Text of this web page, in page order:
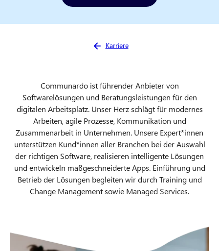
Sie sind hier:
Karriere
Communardo ist führender Anbieter von
Softwarelösungen und Beratungsleistungen für den
digitalen Arbeitsplatz. Unser Herz schlägt für modernes
Arbeiten, agile Prozesse, Kommunikation und
Zusammenarbeit in Unternehmen. Unsere Expert*innen
unterstützen Kund*innen aller Branchen bei der Auswahl
der richtigen Software, realisieren intelligente Lösungen
und entwickeln maßgeschneiderte Apps. Einführung und
Betrieb der Lösungen begleiten wir durch Training und
Change Management sowie Managed Services.